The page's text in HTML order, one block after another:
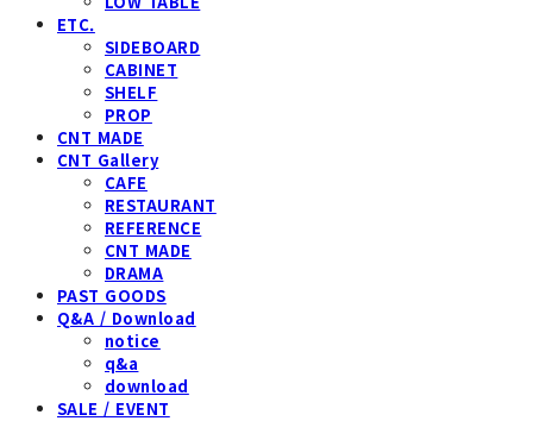
ETC.
SIDEBOARD
CABINET
SHELF
PROP
CNT MADE
CNT Gallery
CAFE
RESTAURANT
REFERENCE
CNT MADE
DRAMA
PAST GOODS
Q&A / Download
notice
q&a
download
SALE / EVENT